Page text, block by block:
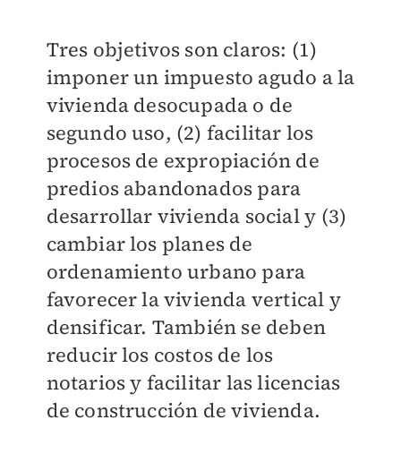
Tres objetivos son claros: (1)
imponer un impuesto agudo a la
vivienda desocupada o de
segundo uso, (2) facilitar los
procesos de expropiación de
predios abandonados para
desarrollar vivienda social y (3)
cambiar los planes de
ordenamiento urbano para
favorecer la vivienda vertical y
densificar. También se deben
reducir los costos de los
notarios y facilitar las licencias
de construcción de vivienda.